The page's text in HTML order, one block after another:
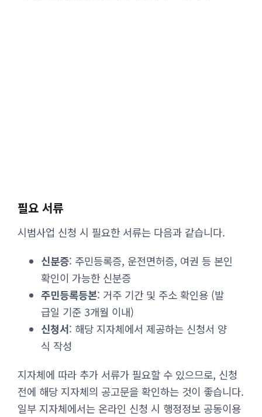
필요 서류
시범사업 신청 시 필요한 서류는 다음과 같습니다.
신분증: 주민등록증, 운전면허증, 여권 등 본인
확인이 가능한 신분증
주민등록등본: 거주 기간 및 주소 확인용 (발
급일 기준 3개월 이내)
신청서: 해당 지자체에서 제공하는 신청서 양
식 작성
지자체에 따라 추가 서류가 필요할 수 있으므로, 신청
전에 해당 지자체의 공고문을 확인하는 것이 좋습니다.
일부 지자체에서는 온라인 신청 시 행정정보 공동이용